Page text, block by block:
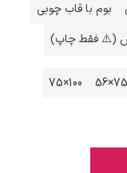
بوم با قاب چوبی
(⚠️ فقط چاپ)
75×56
100×75